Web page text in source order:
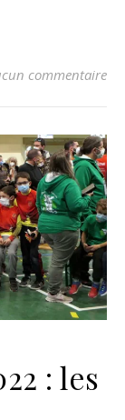
commentaire
: les